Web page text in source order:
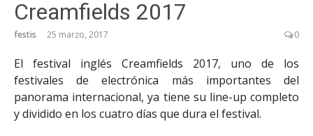
Creamfields 2017
festis 25 marzo, 2017 0
El festival inglés Creamfields 2017, uno de los
festivales de electrónica más importantes del
panorama internacional, ya tiene su line-up completo
y dividido en los cuatro días que dura el festival.